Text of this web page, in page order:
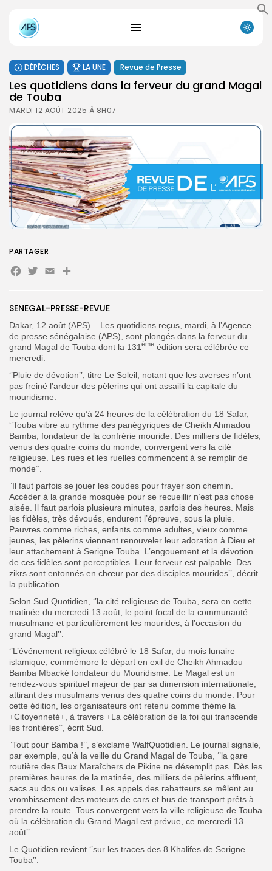
Search
for:
Search
Button
DÉPÊCHES LA UNE Revue de Presse
Les quotidiens dans la ferveur du grand Magal
de Touba
MARDI 12 AOÛT 2025 À 8H07
SENEGAL-PRESSE-REVUE
Dakar, 12 août (APS) – Les quotidiens reçus, mardi, à l’Agence
de presse sénégalaise (APS), sont plongés dans la ferveur du
grand Magal de Touba dont la 131 ème édition sera célébrée ce
mercredi.
‘’Pluie de dévotion’’, titre Le Soleil, notant que les averses n’ont
pas freiné l’ardeur des pèlerins qui ont assailli la capitale du
mouridisme.
Le journal relève qu’à 24 heures de la célébration du 18 Safar,
‘’Touba vibre au rythme des panégyriques de Cheikh Ahmadou
Bamba, fondateur de la confrérie mouride. Des milliers de fidèles,
venus des quatre coins du monde, convergent vers la cité
religieuse. Les rues et les ruelles commencent à se remplir de
monde’’.
”Il faut parfois se jouer les coudes pour frayer son chemin.
Accéder à la grande mosquée pour se recueillir n’est pas chose
aisée. Il faut parfois plusieurs minutes, parfois des heures. Mais
les fidèles, très dévoués, endurent l’épreuve, sous la pluie.
Pauvres comme riches, enfants comme adultes, vieux comme
jeunes, les pèlerins viennent renouveler leur adoration à Dieu et
leur attachement à Serigne Touba. L’engouement et la dévotion
de ces fidèles sont perceptibles. Leur ferveur est palpable. Des
zikrs sont entonnés en chœur par des disciples mourides’’, décrit
la publication.
Selon Sud Quotidien, ‘’la cité religieuse de Touba, sera en cette
matinée du mercredi 13 août, le point focal de la communauté
musulmane et particulièrement les mourides, à l’occasion du
grand Magal’’.
‘’L’événement religieux célébré le 18 Safar, du mois lunaire
islamique, commémore le départ en exil de Cheikh Ahmadou
Bamba Mbacké fondateur du Mouridisme. Le Magal est un
rendez-vous spirituel majeur de par sa dimension internationale,
attirant des musulmans venus des quatre coins du monde. Pour
cette édition, les organisateurs ont retenu comme thème la
+Citoyenneté+, à travers +La célébration de la foi qui transcende
les frontières’’, écrit Sud.
”Tout pour Bamba !’’, s’exclame WalfQuotidien. Le journal signale,
par exemple, qu’à la veille du Grand Magal de Touba, ‘’la gare
routière des Baux Maraîchers de Pikine ne désemplit pas. Dès les
premières heures de la matinée, des milliers de pèlerins affluent,
sacs au dos ou valises. Les appels des rabatteurs se mêlent au
vrombissement des moteurs de cars et bus de transport prêts à
prendre la route. Tous convergent vers la ville religieuse de Touba
où la célébration du Grand Magal est prévue, ce mercredi 13
août’’.
Le Quotidien revient ‘’sur les traces des 8 Khalifes de Serigne
Touba’’.
PARTAGER
Facebook
Twitter
EmailPartager